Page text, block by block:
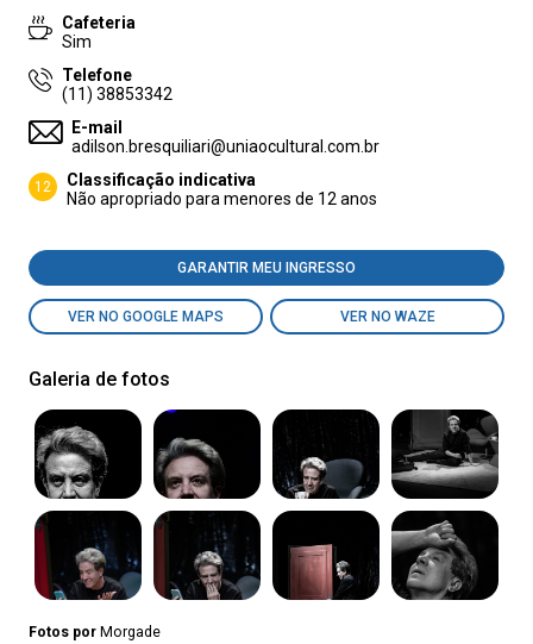
Cafeteria
Sim
Telefone
(11) 38853342
E-mail
adilson.bresquiliari@uniaocultural.com.br
12
Classificação indicativa
Não apropriado para menores de 12 anos
GARANTIR MEU INGRESSO
VER NO GOOGLE MAPS VER NO WAZE
Galeria de fotos
Fotos por Morgade